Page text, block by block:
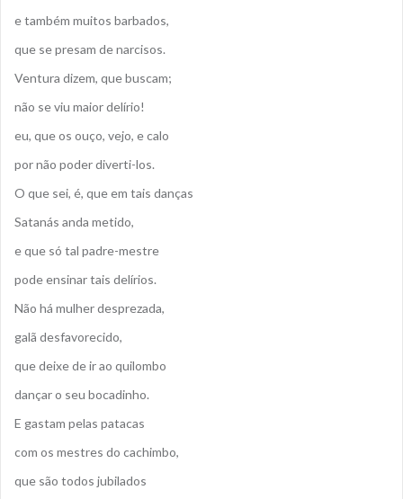
e também muitos barbados,
que se presam de narcisos.
Ventura dizem, que buscam;
não se viu maior delírio!
eu, que os ouço, vejo, e calo
por não poder diverti-los.
O que sei, é, que em tais danças
Satanás anda metido,
e que só tal padre-mestre
pode ensinar tais delírios.
Não há mulher desprezada,
galã desfavorecido,
que deixe de ir ao quilombo
dançar o seu bocadinho.
E gastam pelas patacas
com os mestres do cachimbo,
que são todos jubilados